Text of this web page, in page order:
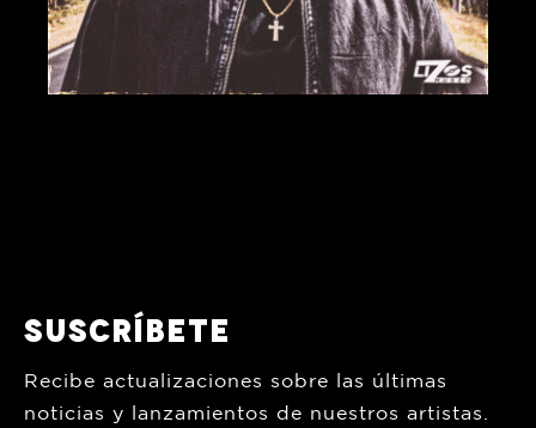
Suscríbete
Recibe actualizaciones sobre las últimas
noticias y lanzamientos de nuestros artistas.